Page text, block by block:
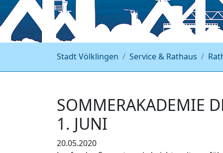
Stadt Völklingen Service & Rathaus
SOMMERAKADEMIE
1. JUNI
20.05.2020